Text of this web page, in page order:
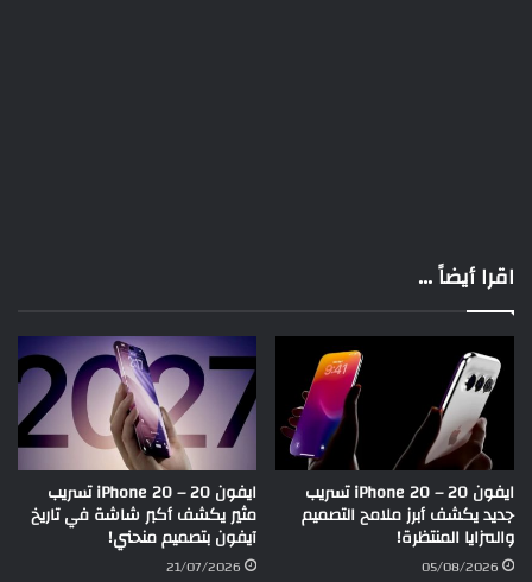
اقرا أيضاً ...
ايفون 20 – iPhone 20 تسريب
جديد يكشف أبرز ملامح التصميم
والمزايا المنتظرة!
05/08/2026
ايفون 20 – iPhone 20 تسريب
مثير يكشف أكبر شاشة في تاريخ
آيفون بتصميم منحني!
21/07/2026